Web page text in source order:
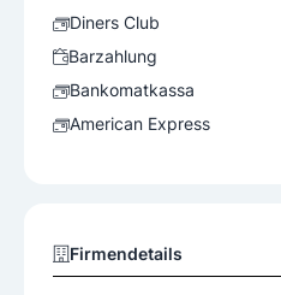
Diners Club
Barzahlung
Bankomatkassa
American Express
Firmendetails